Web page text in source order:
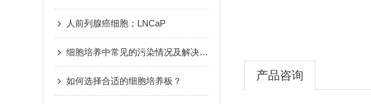
人前列腺癌细胞；LNCaP
细胞培养中常见的污染情况及解决方法
如何选择合适的细胞培养板？ 产品咨询